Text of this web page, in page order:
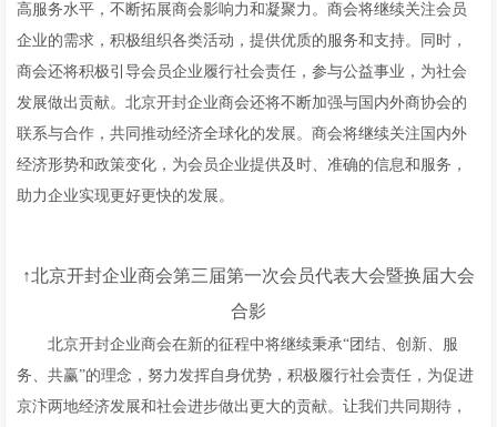
高服务水平，不断拓展商会影响力和凝聚力。商会将继续关注会员
企业的需求，积极组织各类活动，提供优质的服务和支持。同时，
商会还将积极引导会员企业履行社会责任，参与公益事业，为社会
发展做出贡献。北京开封企业商会还将不断加强与国内外商协会的
联系与合作，共同推动经济全球化的发展。商会将继续关注国内外
经济形势和政策变化，为会员企业提供及时、准确的信息和服务，
助力企业实现更好更快的发展。
↑北京开封企业商会第三届第一次会员代表大会暨换届大会
合影
北京开封企业商会在新的征程中将继续秉承“团结、创新、服
务、共赢”的理念，努力发挥自身优势，积极履行社会责任，为促进
京汴两地经济发展和社会进步做出更大的贡献。让我们共同期待，